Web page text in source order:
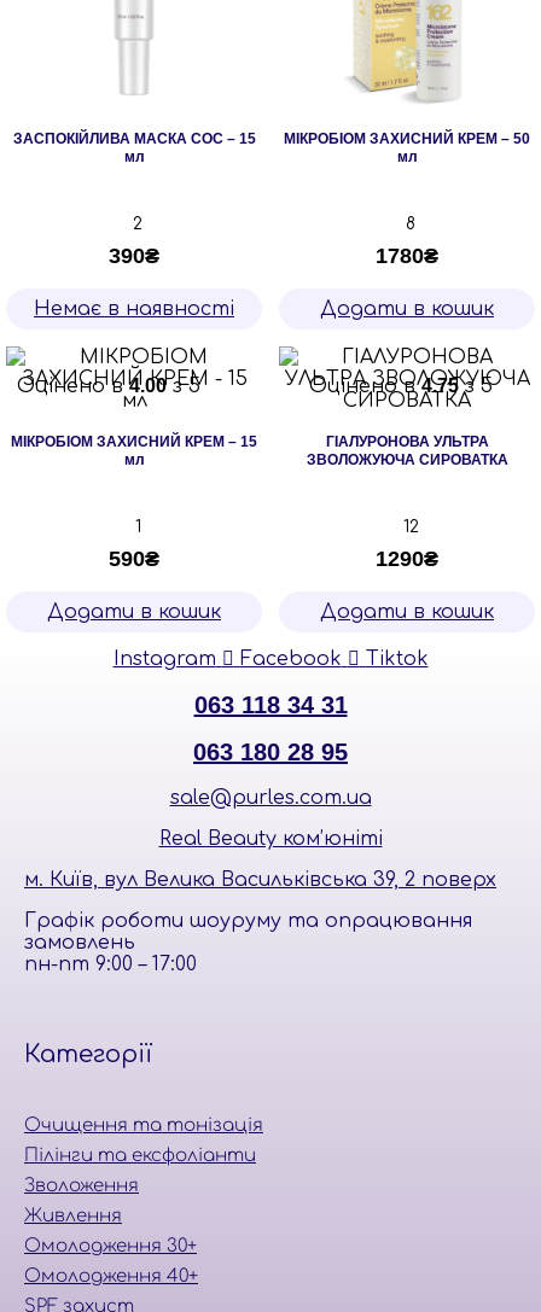
ЗАСПОКІЙЛИВА МАСКА СОС – 15
мл
2
390₴
Немає в наявності
МІКРОБІОМ ЗАХИСНИЙ КРЕМ – 50
мл
8
1780₴
Додати в кошик
МІКРОБІОМ ЗАХИСНИЙ КРЕМ – 15
мл
Оцінено в4.00з 5
1
590₴
Додати в кошик
ГІАЛУРОНОВА УЛЬТРА
ЗВОЛОЖУЮЧА СИРОВАТКА
Оцінено в4.75з 5
12
1290₴
Додати в кошик
Instagram Facebook Tiktok
063 118 34 31
063 180 28 95
sale@purles.com.ua
Real Beauty ком’юніті
м. Київ, вул Велика Васильківська 39, 2 поверх
Графік роботи шоуруму та опрацювання
замовлень
пн-пт 9:00 – 17:00
Категорiї
Очищення та тонізація
Пілінги та ексфоліанти
Зволоження
Живлення
Омолодження 30+
Омолодження 40+
SPF захист